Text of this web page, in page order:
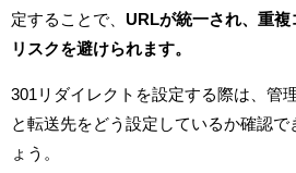
定することで、 URLが統一され、重複
リスクを避けられます。
301リダイレクトを設定する際は、管
と転送先をどう設定しているか確認で
ょう。